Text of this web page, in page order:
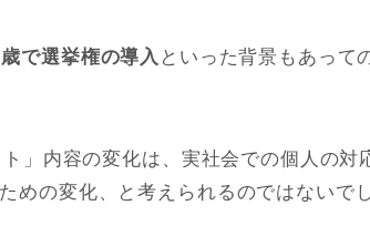
で選挙権の導入 といった背景もあって
」内容の変化は、実社会での個人の対
めの変化、と考えられるのではないで